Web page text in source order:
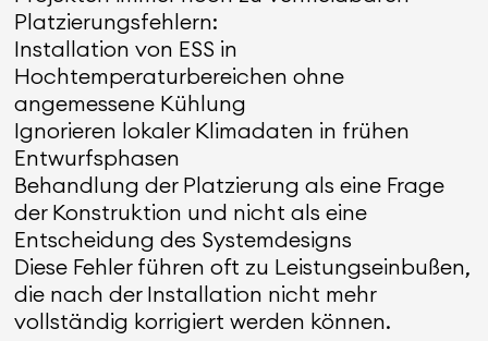
Platzierungsfehlern:
Installation von ESS in
Hochtemperaturbereichen ohne
angemessene Kühlung
Ignorieren lokaler Klimadaten in frühen
Entwurfsphasen
Behandlung der Platzierung als eine Frage
der Konstruktion und nicht als eine
Entscheidung des Systemdesigns
Diese Fehler führen oft zu Leistungseinbußen,
die nach der Installation nicht mehr
vollständig korrigiert werden können.